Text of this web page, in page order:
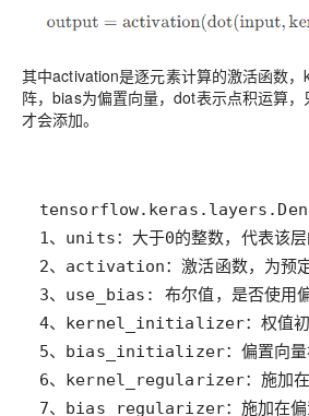
其中activation是逐元素计算的激活函数
阵，bias为偏置向量，dot表示点积运算
才会添加。